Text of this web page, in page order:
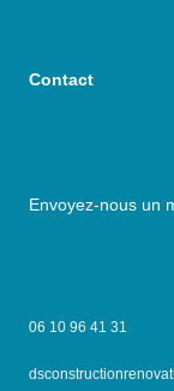
Contact
Envoyez-nous un
06 10 96 41 31